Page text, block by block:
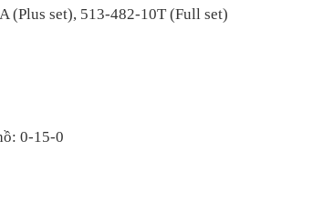
(Plus set), 513-482-10T (Full set)
0-15-0